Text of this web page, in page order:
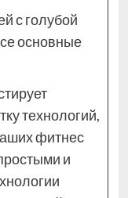
с голубой
основные
технологий,
фитнес
и